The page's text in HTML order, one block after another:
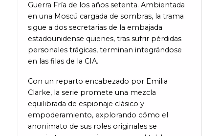
Guerra Fría de los años setenta. Ambientada
en una Moscú cargada de sombras, la trama
sigue a dos secretarias de la embajada
estadounidense quienes, tras sufrir pérdidas
personales trágicas, terminan integrándose
en las filas de la CIA.
Con un reparto encabezado por Emilia
Clarke, la serie promete una mezcla
equilibrada de espionaje clásico y
empoderamiento, explorando cómo el
anonimato de sus roles originales se